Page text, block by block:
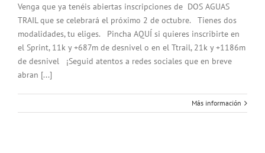
Venga que ya tenéis abiertas inscripciones de DOS AGUAS
TRAIL que se celebrará el próximo 2 de octubre. Tienes dos
modalidades, tu eliges. Pincha AQUÍ si quieres inscribirte en
el Sprint, 11k y +687m de desnivel o en el Ttrail, 21k y +1186m
de desnivel ¡Seguid atentos a redes sociales que en breve
abran [...]
Más información